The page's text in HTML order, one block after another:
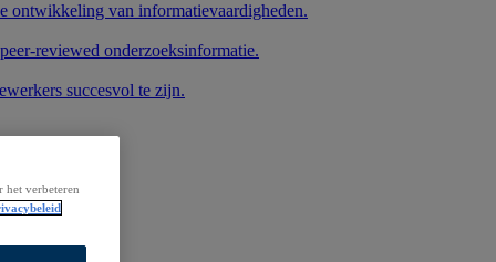
ontwikkeling van informatievaardigheden.
reviewed onderzoeksinformatie.
succesvol te zijn.
het verbeteren